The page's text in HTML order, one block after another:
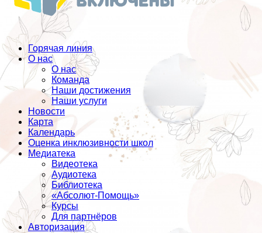
Горячая линия
О нас
О нас
Команда
Наши достижения
Наши услуги
Новости
Карта
Календарь
Оценка инклюзивности школ
Медиатека
Видеотека
Аудиотека
Библиотека
«Абсолют-Помощь»
Курсы
Для партнёров
Авторизация